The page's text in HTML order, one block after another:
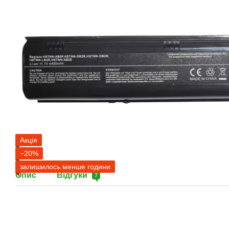
Акція
−20%
залишилось менше години
Опис Відгуки 7